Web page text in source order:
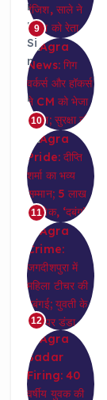
9
10
11
12